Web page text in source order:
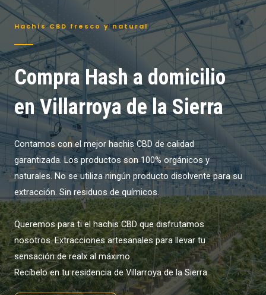
Hachís CBD fresco y natural
Compra Hash a domicilio
en Villarroya de la Sierra
Contamos con el mejor hachis CBD de calidad
garantizada. Los productos son 100% orgánicos y
naturales. No se utiliza ningún producto disolvente para su
extracción. Sin residuos de químicos.
Queremos para ti el hachis CBD que disfrutamos
nosotros. Extracciones artesanales para llevar tu
sensación de realx al máximo.
Recíbelo en tu residencia de Villarroya de la Sierra